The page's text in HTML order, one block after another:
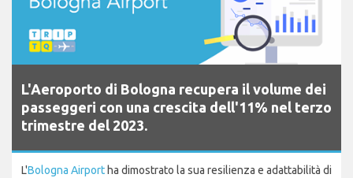
L'Aeroporto di Bologna recupera il volume dei
passeggeri con una crescita dell'11% nel terzo
trimestre del 2023.
L'Bologna Airport ha dimostrato la sua resilienza e adattabilità di